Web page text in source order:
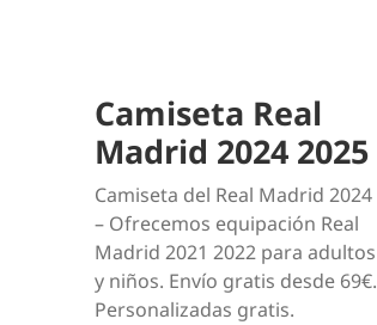
Camiseta Real
Madrid 2024 2025
Camiseta del Real Madrid 2024
– Ofrecemos equipación Real
Madrid 2021 2022 para adultos
y niños. Envío gratis desde 69€.
Personalizadas gratis.